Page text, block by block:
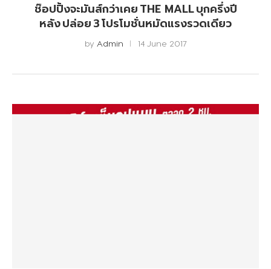
ช๊อปปิ้งจะมันส์กว่าเคย THE MALL บุกครึ่งปี
หลัง ปล่อย 3 โปรโมชั่นหมัดแรงรวดเดียว
by Admin 14 June 2017